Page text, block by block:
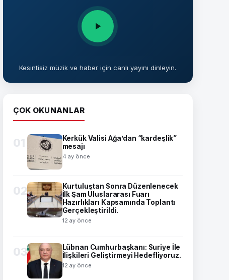
Kesintisiz müzik ve haber için canlı yayını dinleyin.
ÇOK OKUNANLAR
01
Kerkük Valisi Ağa’dan “kardeşlik”
mesajı
4 ay önce
02
Kurtuluştan Sonra Düzenlenecek
İlk Şam Uluslararası Fuarı
Hazırlıkları Kapsamında Toplantı
Gerçekleştirildi.
12 ay önce
03
Lübnan Cumhurbaşkanı: Suriye İle
İlişkileri Geliştirmeyi Hedefliyoruz.
12 ay önce